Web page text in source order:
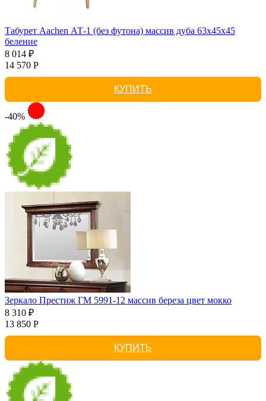
Табурет Aachen АТ-1 (без футона) массив дуба 63х45х45
беление
8 014 ₽
14 570 Р
КУПИТЬ
-40%
Зеркало Престиж ГМ 5991-12 массив береза цвет мокко
8 310 ₽
13 850 Р
КУПИТЬ